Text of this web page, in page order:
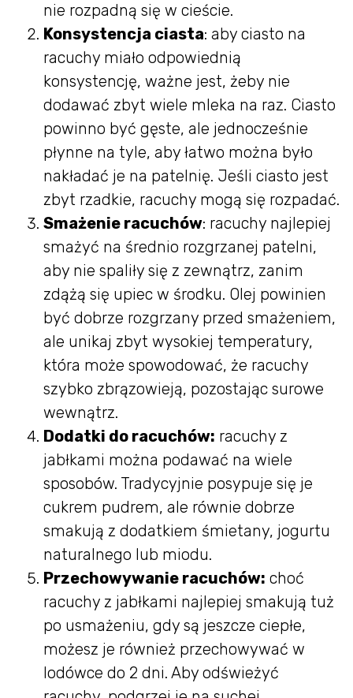
nie rozpadną się w cieście.
Konsystencja ciasta: aby ciasto na
racuchy miało odpowiednią
konsystencję, ważne jest, żeby nie
dodawać zbyt wiele mleka na raz. Ciasto
powinno być gęste, ale jednocześnie
płynne na tyle, aby łatwo można było
nakładać je na patelnię. Jeśli ciasto jest
zbyt rzadkie, racuchy mogą się rozpadać.
Smażenie racuchów: racuchy najlepiej
smażyć na średnio rozgrzanej patelni,
aby nie spaliły się z zewnątrz, zanim
zdążą się upiec w środku. Olej powinien
być dobrze rozgrzany przed smażeniem,
ale unikaj zbyt wysokiej temperatury,
która może spowodować, że racuchy
szybko zbrązowieją, pozostając surowe
wewnątrz.
Dodatki do racuchów: racuchy z
jabłkami można podawać na wiele
sposobów. Tradycyjnie posypuje się je
cukrem pudrem, ale równie dobrze
smakują z dodatkiem śmietany, jogurtu
naturalnego lub miodu.
Przechowywanie racuchów: choć
racuchy z jabłkami najlepiej smakują tuż
po usmażeniu, gdy są jeszcze ciepłe,
możesz je również przechowywać w
lodówce do 2 dni. Aby odświeżyć